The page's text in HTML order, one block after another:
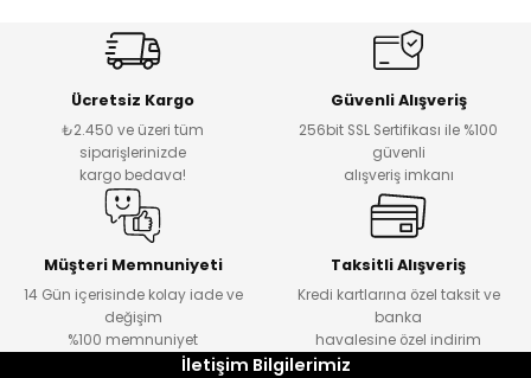
Ücretsiz Kargo
₺2.450 ve üzeri tüm
siparişlerinizde
kargo bedava!
Güvenli Alışveriş
256bit SSL Sertifikası ile %100
güvenli
alışveriş imkanı
Müşteri Memnuniyeti
14 Gün içerisinde kolay iade ve
değişim
%100 memnuniyet
Taksitli Alışveriş
Kredi kartlarına özel taksit ve
banka
havalesine özel indirim
İletişim Bilgilerimiz